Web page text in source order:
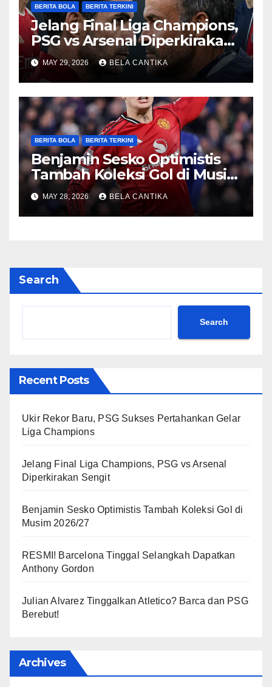
BERITA BOLA BERITA TERKINI
Jelang Final Liga Champions,
PSG vs Arsenal Diperkirakan
Sengit
MAY 29, 2026 BELA CANTIKA
BERITA BOLA BERITA TERKINI
Benjamin Sesko Optimistis
Tambah Koleksi Gol di Musim
2026/27
MAY 28, 2026 BELA CANTIKA
Search
Search
Recent Posts
Ukir Rekor Baru, PSG Sukses Pertahankan Gelar
Liga Champions
Jelang Final Liga Champions, PSG vs Arsenal
Diperkirakan Sengit
Benjamin Sesko Optimistis Tambah Koleksi Gol di
Musim 2026/27
RESMI! Barcelona Tinggal Selangkah Dapatkan
Anthony Gordon
Julian Alvarez Tinggalkan Atletico? Barca dan PSG
Berebut!
Archives